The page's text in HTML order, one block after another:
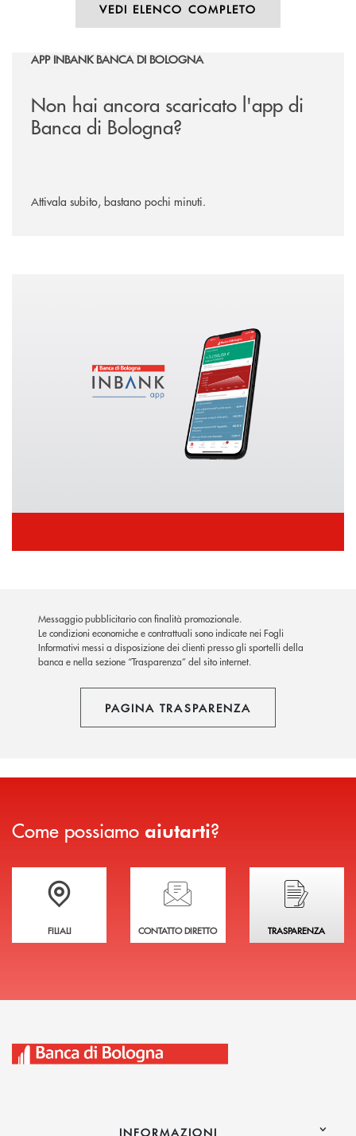
VEDI ELENCO COMPLETO
APP INBANK BANCA DI BOLOGNA
Non hai ancora scaricato l'app di
Banca di Bologna?
Attivala subito, bastano pochi minuti.
Messaggio pubblicitario con finalità promozionale.
Le condizioni economiche e contrattuali sono indicate nei Fogli
Informativi messi a disposizione dei clienti presso gli sportelli della
banca e nella sezione “Trasparenza” del sito internet.
PAGINA TRASPARENZA
Come possiamo aiutarti?
Trova la filiale più vicina a te
FILIALI
Hai bisogno di assistenza immediata?
CONTATTO DIRETTO
Hai bisogno di
TRASPARENZA
INFORMAZIONI